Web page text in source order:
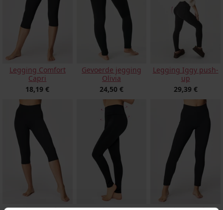
Legging Comfort
Capri
18,19 €
Gevoerde jegging
Olivia
24,50 €
Legging Iggy push-
up
29,39 €